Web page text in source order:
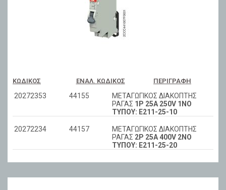
ΚΩΔΙΚΌΣ ΕΝΑΛ. ΚΩΔΙΚΌΣ ΠΕΡΙΓΡΑΦΉ
20272353 44155
ΜΕΤΑΓΩΓΙΚΟΣ ΔΙΑΚΟΠΤΗΣ
ΡΑΓΑΣ 1P 25A 250V 1NO
ΤΥΠΟΥ: E211-25-10
20272234 44157
ΜΕΤΑΓΩΓΙΚΟΣ ΔΙΑΚΟΠΤΗΣ
ΡΑΓΑΣ 2P 25A 400V 2NO
ΤΥΠΟΥ: E211-25-20